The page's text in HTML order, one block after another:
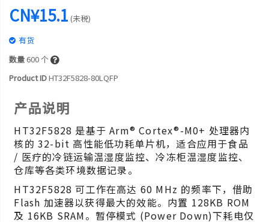
CN¥15.1 (未税)
有货
数量600个
Product IDHT32F5828-80LQFP
产品说明
HT32F5828 是基于 Arm® Cortex®-M0+ 处理器内
核的 32-bit 高性能低功耗单片机，适合应用于食品
/ 医疗的冷链运输温湿度监控、冷冻柜温湿度监控、
仓库等各类环境数据记录。
HT32F5828 可工作在高达 60 MHz 的频率下，借助
Flash 加速器以获得最大的效能。内置 128KB ROM
及 16KB SRAM。暂停模式 (Power Down)下耗电仅